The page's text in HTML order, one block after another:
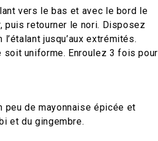
vers le bas et avec le bord le
puis retourner le nori. Disposez
jusqu’aux extrémités.
soit uniforme. Enroulez 3 fois pour
peu de mayonnaise épicée et
et du gingembre.